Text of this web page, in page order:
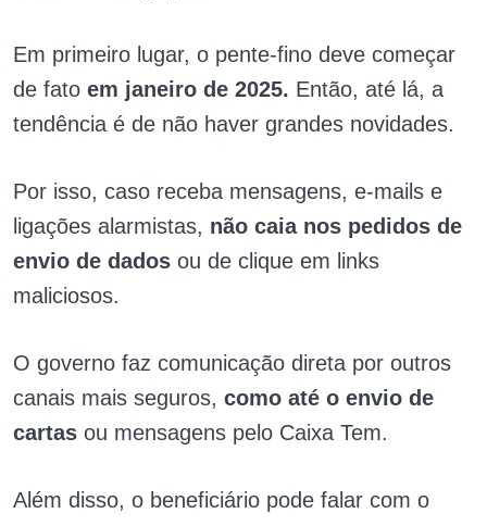
Em primeiro lugar, o pente-fino deve começar
de fato em janeiro de 2025. Então, até lá, a
tendência é de não haver grandes novidades.
Por isso, caso receba mensagens, e-mails e
ligações alarmistas, não caia nos pedidos de
envio de dados ou de clique em links
maliciosos.
O governo faz comunicação direta por outros
canais mais seguros, como até o envio de
cartas ou mensagens pelo Caixa Tem.
Além disso, o beneficiário pode falar com o